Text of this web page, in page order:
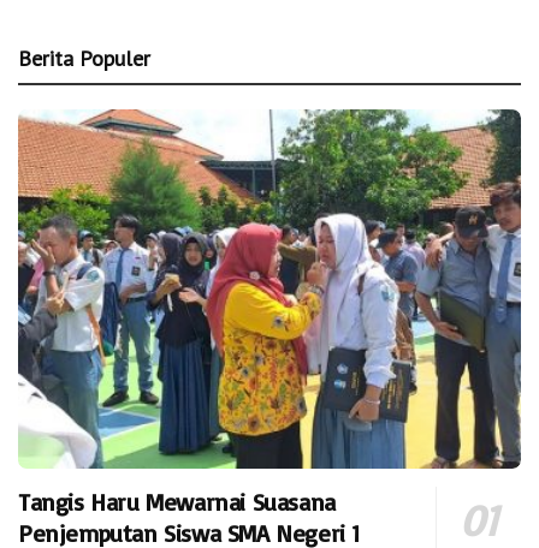
Berita Populer
Tangis Haru Mewarnai Suasana
Penjemputan Siswa SMA Negeri 1